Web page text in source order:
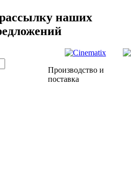
наших
Производство и
поставка